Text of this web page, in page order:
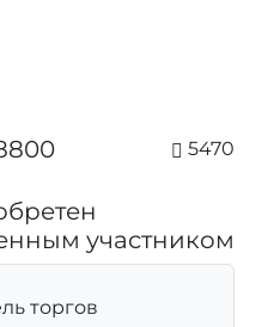
5470
участником
торгов